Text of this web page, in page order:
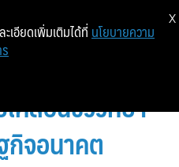
รวมพลัง
คลื่อนชีววิทยา
กิจอนาคต
เอียดเพิ่มเติมได้ที่ นโยบายความ
X